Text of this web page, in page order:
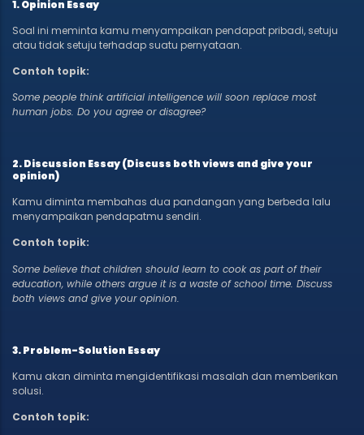
1. Opinion Essay
Soal ini meminta kamu menyampaikan pendapat pribadi, setuju
atau tidak setuju terhadap suatu pernyataan.
Contoh topik:
Some people think artificial intelligence will soon replace most
human jobs. Do you agree or disagree?
2. Discussion Essay (Discuss both views and give your
opinion)
Kamu diminta membahas dua pandangan yang berbeda lalu
menyampaikan pendapatmu sendiri.
Contoh topik:
Some believe that children should learn to cook as part of their
education, while others argue it is a waste of school time. Discuss
both views and give your opinion.
3. Problem-Solution Essay
Kamu akan diminta mengidentifikasi masalah dan memberikan
solusi.
Contoh topik: